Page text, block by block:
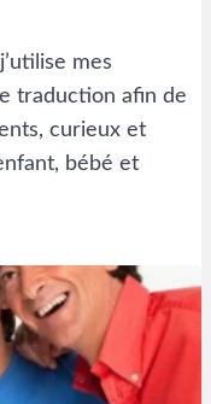
mes
traduction afin de
curieux et
bébé et